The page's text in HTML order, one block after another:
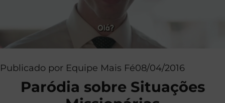
Publicado por Equipe Mais Fé08/04/2016
Paródia sobre Situações